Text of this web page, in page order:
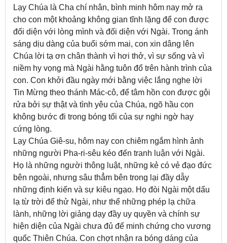
Lạy Chúa là Cha chí nhân, bình minh hôm nay mở ra
cho con một khoảng không gian tĩnh lặng để con được
đối diện với lòng mình và đối diện với Ngài. Trong ánh
sáng dịu dàng của buổi sớm mai, con xin dâng lên
Chúa lời tạ ơn chân thành vì hơi thở, vì sự sống và vì
niềm hy vọng mà Ngài hằng tuôn đổ trên hành trình của
con. Con khởi đầu ngày mới bằng việc lắng nghe lời
Tin Mừng theo thánh Mác-cô, để tâm hồn con được gội
rửa bởi sự thật và tình yêu của Chúa, ngõ hầu con
không bước đi trong bóng tối của sự nghi ngờ hay
cứng lòng.
Lạy Chúa Giê-su, hôm nay con chiêm ngắm hình ảnh
những người Pha-ri-sêu kéo đến tranh luận với Ngài.
Họ là những người thông luật, những kẻ có vẻ đạo đức
bên ngoài, nhưng sâu thẳm bên trong lại đầy dẫy
những định kiến và sự kiêu ngạo. Họ đòi Ngài một dấu
lạ từ trời để thử Ngài, như thể những phép lạ chữa
lành, những lời giảng dạy đầy uy quyền và chính sự
hiện diện của Ngài chưa đủ để minh chứng cho vương
quốc Thiên Chúa. Con chợt nhận ra bóng dáng của